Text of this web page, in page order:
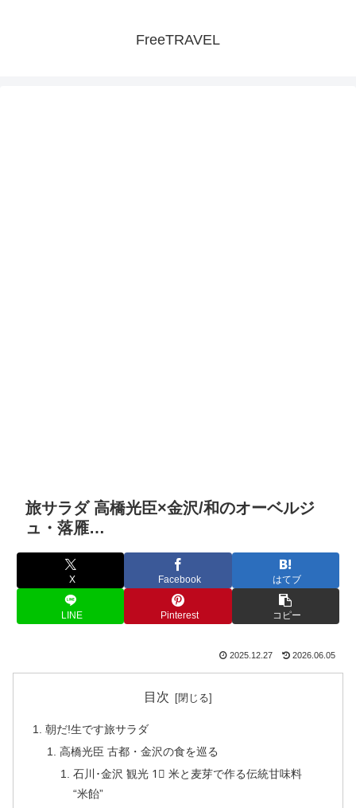
FreeTRAVEL
旅サラダ 高橋光臣×金沢/和のオーベルジ
ュ・落雁…
X Facebook はてブ
LINE Pinterest コピー
2025.12.27 2026.06.05
目次
朝だ!生です旅サラダ
高橋光臣 古都・金沢の食を巡る
石川･金沢 観光 1⃣ 米と麦芽で作る伝統甘味料
“米飴”